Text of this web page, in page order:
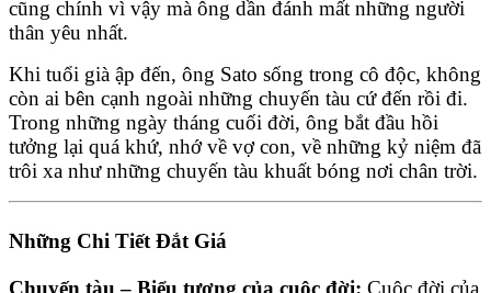
cũng chính vì vậy mà ông dần đánh mất những người
thân yêu nhất.
Khi tuổi già ập đến, ông Sato sống trong cô độc, không
còn ai bên cạnh ngoài những chuyến tàu cứ đến rồi đi.
Trong những ngày tháng cuối đời, ông bắt đầu hồi
tưởng lại quá khứ, nhớ về vợ con, về những kỷ niệm đã
trôi xa như những chuyến tàu khuất bóng nơi chân trời.
Những Chi Tiết Đắt Giá
Chuyến tàu – Biểu tượng của cuộc đời: Cuộc đời của